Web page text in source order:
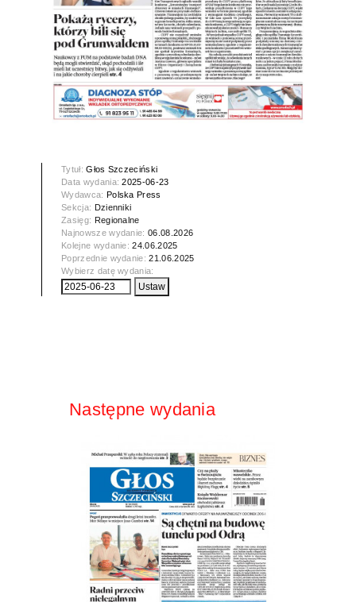
Tytuł:Głos Szczeciński
Data wydania:2025-06-23
Wydawca: Polska Press
Sekcja: Dzienniki
Zasięg: Regionalne
Najnowsze wydanie:06.08.2026
Kolejne wydanie:24.06.2025
Poprzednie wydanie:21.06.2025
Wybierz datę wydania:
Następne wydania